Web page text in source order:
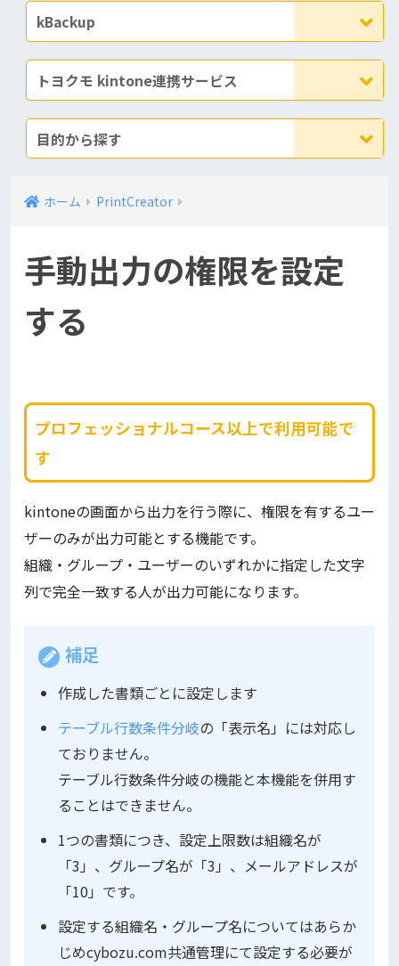
kBackup
トヨクモ kintone連携サービス
目的から探す
ホーム PrintCreator
手動出力の権限を設定
する
プロフェッショナルコース以上で利用可能で
す
kintoneの画面から出力を行う際に、権限を有するユー
ザーのみが出力可能とする機能です。
組織・グループ・ユーザーのいずれかに指定した文字
列で完全一致する人が出力可能になります。
補足
作成した書類ごとに設定します
テーブル行数条件分岐の「表示名」には対応し
ておりません。
テーブル行数条件分岐の機能と本機能を併用す
ることはできません。
1つの書類につき、設定上限数は組織名が
「3」、グループ名が「3」、メールアドレスが
「10」です。
設定する組織名・グループ名についてはあらか
じめcybozu.com共通管理にて設定する必要が